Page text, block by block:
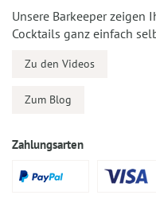
Unsere Barkeeper zeigen
Cocktails ganz einfach
Zu den Videos
Zum Blog
Zahlungsarten